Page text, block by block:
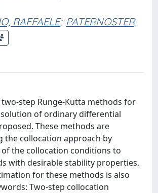
RAFFAELE; PATERNOSTER,
two-step Runge-Kutta methods for
of ordinary differential
These methods are
the collocation approach by
the collocation conditions to
with desirable stability properties.
for these methods is also
Two-step collocation